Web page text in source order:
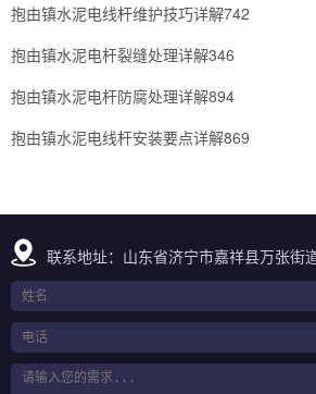
抱由镇水泥电线杆维护技巧详解742
抱由镇水泥电杆裂缝处理详解346
抱由镇水泥电杆防腐处理详解894
抱由镇水泥电线杆安装要点详解869
联系地址：山东省济宁市嘉祥县万张街